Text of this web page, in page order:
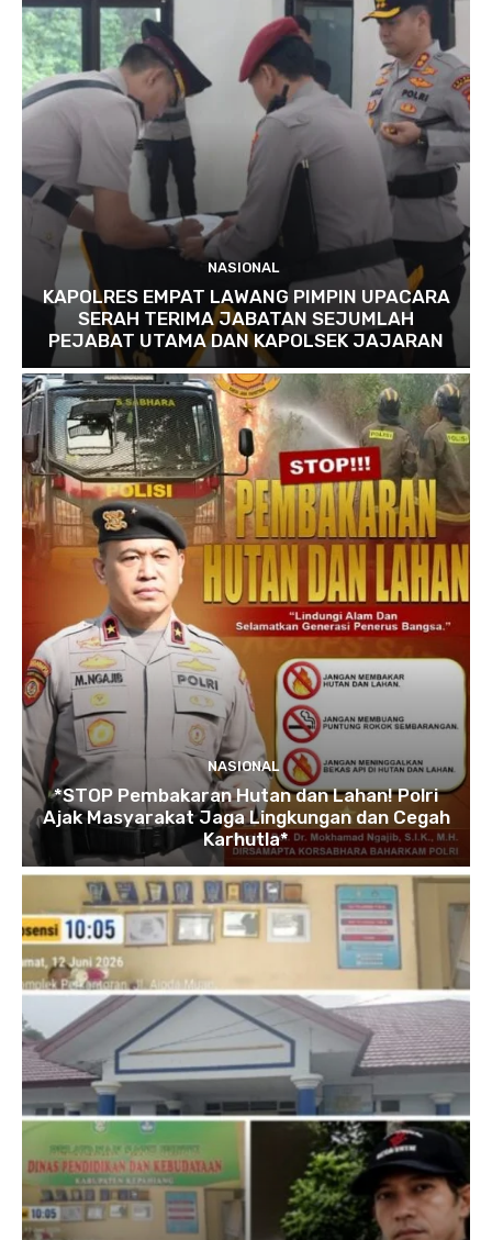
NASIONAL
KAPOLRES EMPAT LAWANG PIMPIN UPACARA
SERAH TERIMA JABATAN SEJUMLAH
PEJABAT UTAMA DAN KAPOLSEK JAJARAN
NASIONAL
*STOP Pembakaran Hutan dan Lahan! Polri
Ajak Masyarakat Jaga Lingkungan dan Cegah
Karhutla*